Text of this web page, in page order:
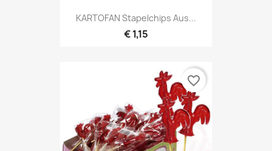
KARTOFAN Stapelchips Aus...
€ 1,15
favorite_border